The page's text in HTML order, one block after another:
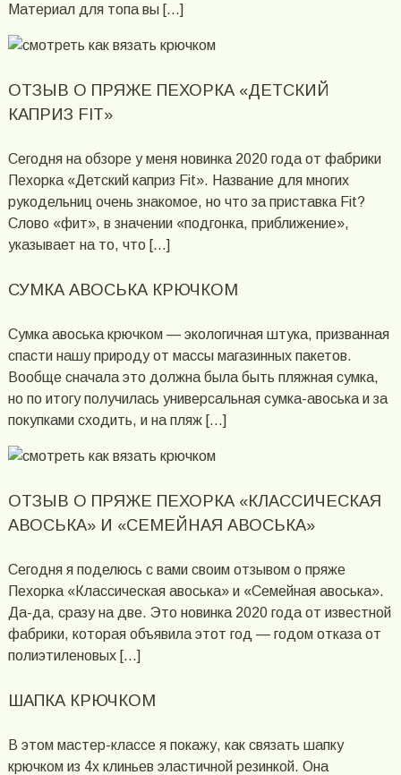
Материал для топа вы […]
ОТЗЫВ О ПРЯЖЕ ПЕХОРКА «ДЕТСКИЙ
КАПРИЗ FIT»
Сегодня на обзоре у меня новинка 2020 года от фабрики
Пехорка «Детский каприз Fit». Название для многих
рукодельниц очень знакомое, но что за приставка Fit?
Слово «фит», в значении «подгонка, приближение»,
указывает на то, что […]
СУМКА АВОСЬКА КРЮЧКОМ
Сумка авоська крючком — экологичная штука, призванная
спасти нашу природу от массы магазинных пакетов.
Вообще сначала это должна была быть пляжная сумка,
но по итогу получилась универсальная сумка-авоська и за
покупками сходить, и на пляж […]
ОТЗЫВ О ПРЯЖЕ ПЕХОРКА «КЛАССИЧЕСКАЯ
АВОСЬКА» И «СЕМЕЙНАЯ АВОСЬКА»
Сегодня я поделюсь с вами своим отзывом о пряже
Пехорка «Классическая авоська» и «Семейная авоська».
Да-да, сразу на две. Это новинка 2020 года от известной
фабрики, которая объявила этот год — годом отказа от
полиэтиленовых […]
ШАПКА КРЮЧКОМ
В этом мастер-классе я покажу, как связать шапку
крючком из 4х клиньев эластичной резинкой. Она